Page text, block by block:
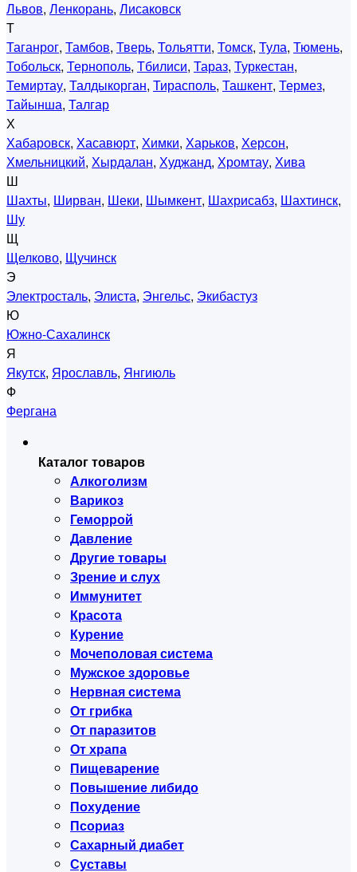
Львов, Ленкорань, Лисаковск
Т
Таганрог, Тамбов, Тверь, Тольятти, Томск, Тула, Тюмень,
Тобольск, Тернополь, Тбилиси, Тараз, Туркестан,
Темиртау, Талдыкорган, Тирасполь, Ташкент, Термез,
Тайынша, Талгар
Х
Хабаровск, Хасавюрт, Химки, Харьков, Херсон,
Хмельницкий, Хырдалан, Худжанд, Хромтау, Хива
Ш
Шахты, Ширван, Шеки, Шымкент, Шахрисабз, Шахтинск,
Шу
Щ
Щелково, Щучинск
Э
Электросталь, Элиста, Энгельс, Экибастуз
Ю
Южно-Сахалинск
Я
Якутск, Ярославль, Янгиюль
Ф
Фергана
Каталог товаров
Алкоголизм
Варикоз
Геморрой
Давление
Другие товары
Зрение и слух
Иммунитет
Красота
Курение
Мочеполовая система
Мужское здоровье
Нервная система
От грибка
От паразитов
От храпа
Пищеварение
Повышение либидо
Похудение
Псориаз
Сахарный диабет
Суставы